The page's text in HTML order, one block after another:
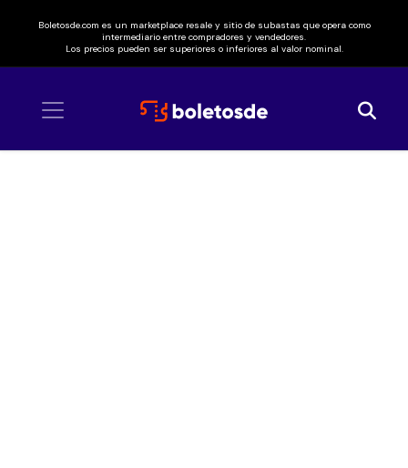
Boletosde.com es un marketplace resale y sitio de subastas que opera como
intermediario entre compradores y vendedores.
Los precios pueden ser superiores o inferiores al valor nominal.